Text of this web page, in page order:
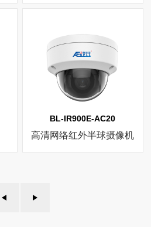
BL-IR900E-AC20
高清网络红外半球摄像机